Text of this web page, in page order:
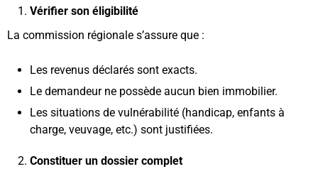
Vérifier son éligibilité
La commission régionale s’assure que :
Les revenus déclarés sont exacts.
Le demandeur ne possède aucun bien immobilier.
Les situations de vulnérabilité (handicap, enfants à
charge, veuvage, etc.) sont justifiées.
Constituer un dossier complet